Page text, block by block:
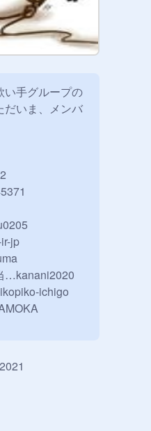
い手グループの
だいま、メンバ
jp
…kanani2020
ichigo
な